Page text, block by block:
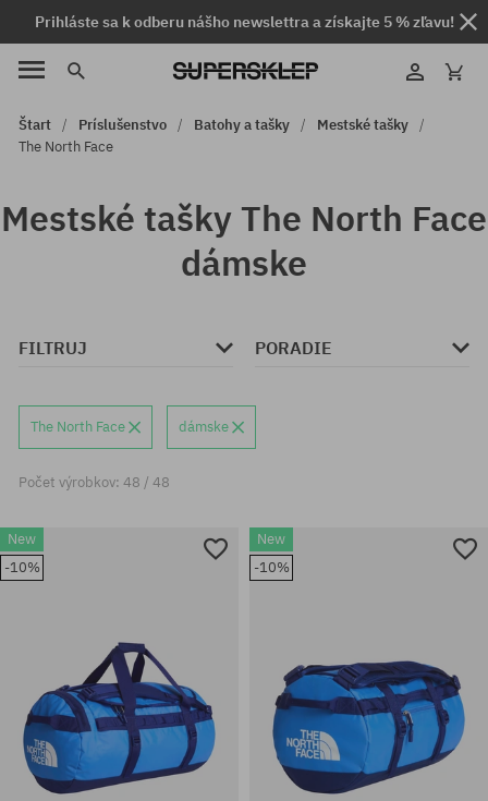
Prihláste sa k odberu nášho newslettra a získajte 5 % zľavu!
Štart Príslušenstvo Batohy a tašky
Mestské tašky
The North Face
Mestské tašky The North Face
dámske
FILTRUJ PORADIE
The North Face dámske
Počet výrobkov: 48 / 48
New
-10%
New
-10%